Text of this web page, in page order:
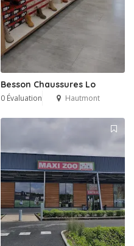
Besson Chaussures Lo
0 Évaluation Hautmont